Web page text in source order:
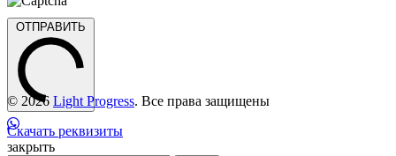
ОТПРАВИТЬ
© 2026 Light Progress. Все права защищены
Скачать реквизиты
закрыть